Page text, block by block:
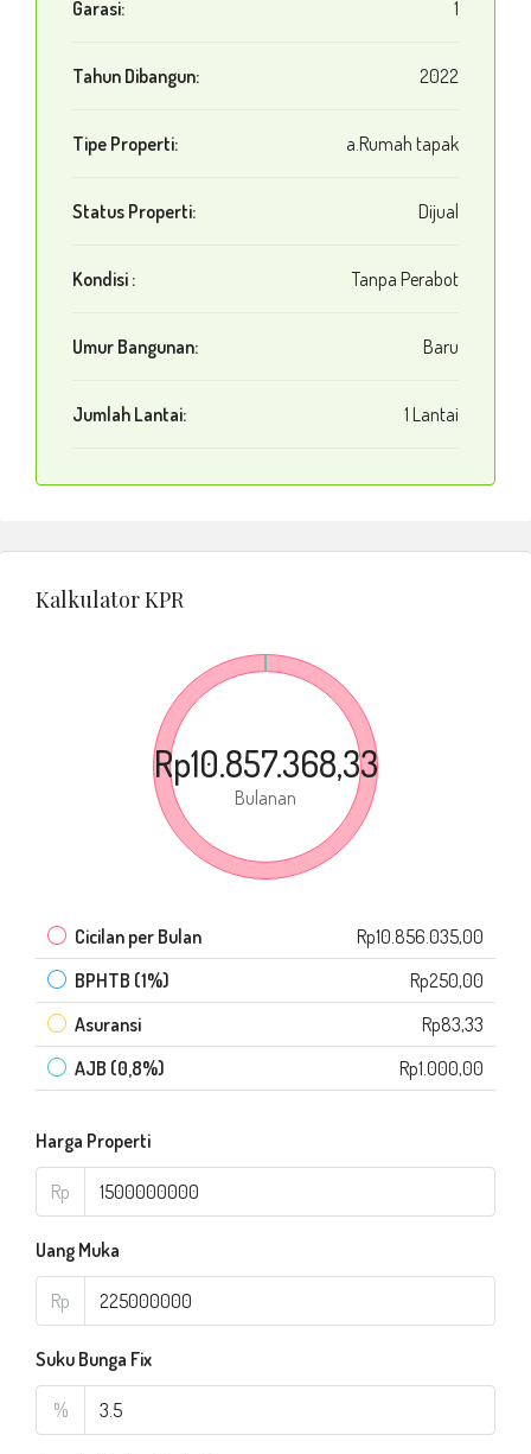
Garasi: 1
Tahun Dibangun: 2022
Tipe Properti: a.Rumah tapak
Status Properti: Dijual
Kondisi : Tanpa Perabot
Umur Bangunan: Baru
Jumlah Lantai: 1 Lantai
Kalkulator KPR
Rp10.857.368,33
Bulanan
Cicilan per Bulan
Rp10.856.035,00
BPHTB (1%)
Rp250,00
Asuransi
Rp83,33
AJB (0,8%)
Rp1.000,00
Harga Properti
Rp
Uang Muka
Rp
Suku Bunga Fix
%